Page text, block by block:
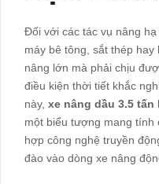
Đối với các tác vụ nâng
máy bê tông, sắt thép
nâng lớn mà phải chịu
điều kiện thời tiết khắc
này, xe nâng dầu 3.5 tấn
một biểu tượng mang tính
hợp công nghệ truyền
đào vào dòng xe nâng